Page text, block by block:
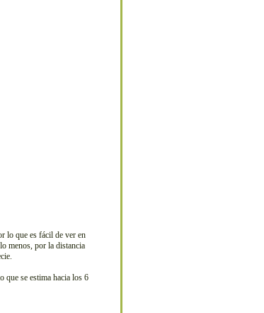
lo que es fácil de ver en
menos, por la distancia
que se estima hacia los 6